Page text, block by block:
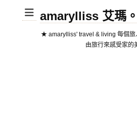
amarylliss 艾瑪
★ amarylliss' travel & living 每個旅
由旅行來感受家的